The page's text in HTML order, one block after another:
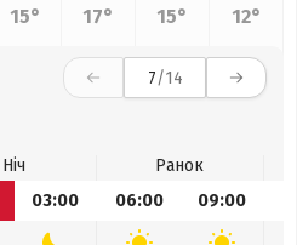
15°
17°
15°
12°
7/14
Ніч
Ранок
03:00 06:00 09:00